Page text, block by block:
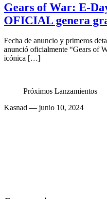
Gears of War: E-
OFICIAL genera
Fecha de anuncio y primeros
anunció oficialmente “Gears of
icónica […]
Próximos Lanzamientos
Kasnad — junio 10, 2024